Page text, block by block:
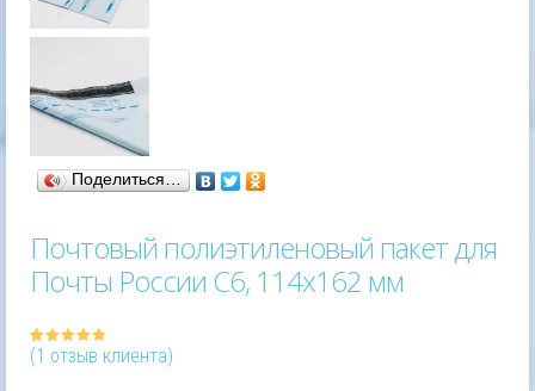
Поделиться…
Почтовый полиэтиленовый пакет для
Почты России С6, 114х162 мм
Рейтинг
5.00из 5
1(1 отзыв клиента)